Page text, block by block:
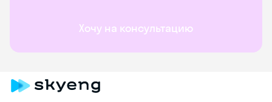
Хочу на консультацию